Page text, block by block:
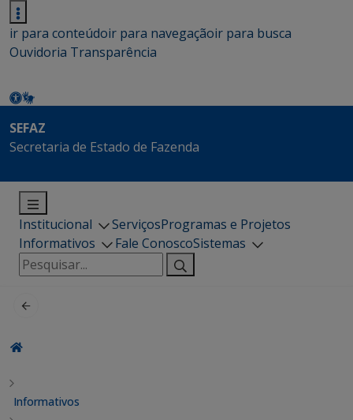
ir para conteúdoir para navegaçãoir para busca
Ouvidoria Transparência
SEFAZ
Secretaria de Estado de Fazenda
Institucional ServiçosProgramas e Projetos
Informativos
Fale ConoscoSistemas
Pesquisar
por:
Informativos